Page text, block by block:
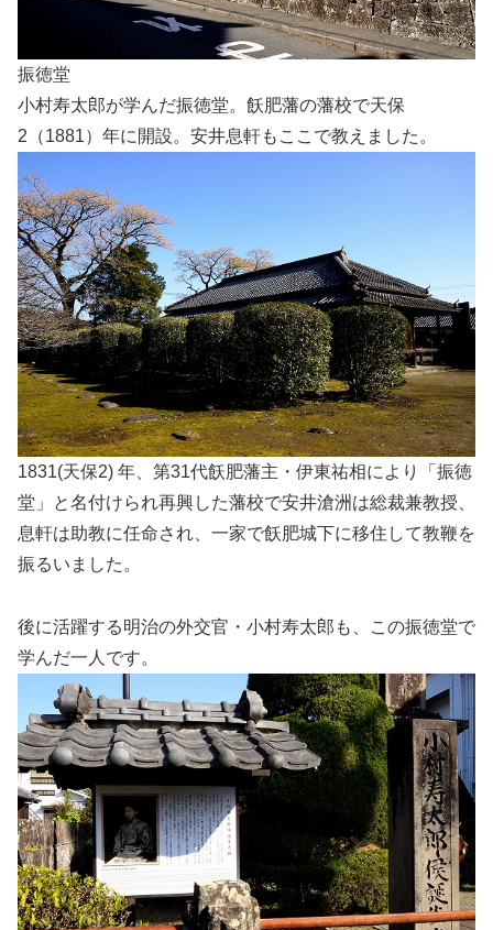
振徳堂
小村寿太郎が学んだ振徳堂。飫肥藩の藩校で天保
2（1881）年に開設。安井息軒もここで教えました。
1831(天保2) 年、第31代飫肥藩主・伊東祐相により「振徳
堂」と名付けられ再興した藩校で安井滄洲は総裁兼教授、
息軒は助教に任命され、一家で飫肥城下に移住して教鞭を
振るいました。
後に活躍する明治の外交官・小村寿太郎も、この振徳堂で
学んだ一人です。